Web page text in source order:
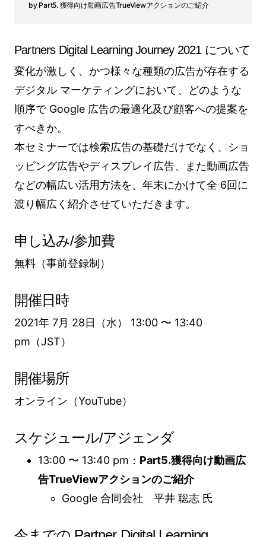
Part5. 獲得向け動画広告TrueViewアクションのご紹介
Partners Digital Learning Journey 2021 について
変化が激しく、かつ様々な種類の広告が存在する
デジタル マーケティングにおいて、どのような
順序で Google 広告の最適化及び顧客への提案を
すべきか。
本セミナーでは検索広告の基礎だけでなく、ショ
ッピング広告やディスプレイ広告、また動画広告
などの幅広い活用方法を、年末にかけて全 6回に
渡り幅広く紹介させていただきます。
申し込み/参加費
無料（事前登録制）
開催日時
2021年 7月 28日（水） 13:00 〜 13:40
pm（JST）
開催場所
オンライン（YouTube）
スケジュール/アジェンダ
13:00 〜 13:40 pm： Part5.獲得向け動画広
告TrueViewアクションのご紹介
Google 合同会社 平井 聡志 氏